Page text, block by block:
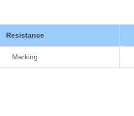
Resistance
Marking